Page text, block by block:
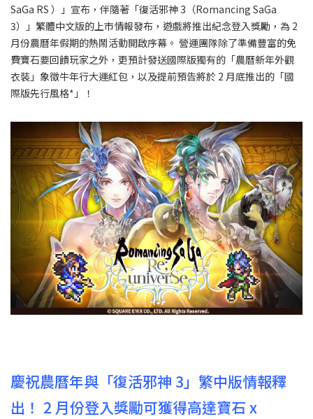
SaGa RS ）」宣布，伴隨著「復活邪神 3（Romancing SaGa
3）」繁體中文版的上市情報發布，遊戲將推出紀念登入獎勵，為 2
月份農曆年假期的熱鬧活動開啟序幕。 營運團隊除了準備豐富的免
費寶石要回饋玩家之外，更預計發送國際版獨有的「農曆新年外觀
衣裝」象徵牛年行大運紅包，以及提前預告將於 2 月底推出的「國
際版先行風格*」！
慶祝農曆年與「復活邪神 3」繁中版情報釋
出！ 2 月份登入獎勵可獲得高達寶石 x